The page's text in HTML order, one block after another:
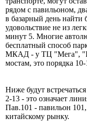
рядом с павильоном,
в базарный день найти
удовольствие не из
минут 5. Многие
бесплатный способ
МКАД - у ТЦ "Мега",
мостам, это порядка
Ниже будут
2-13 - это означает
Пав.101 - павильон
китайскому рынку.